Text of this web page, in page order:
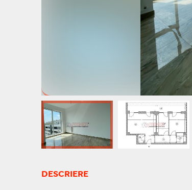
DESCRIERE